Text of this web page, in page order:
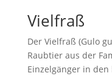
Vielfraß
Der Vielfraß (Gulo
Raubtier aus der
Einzelgänger in